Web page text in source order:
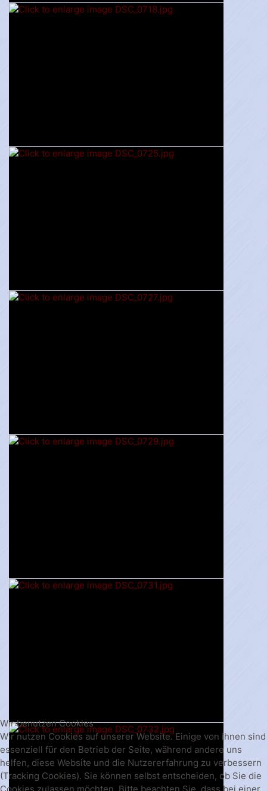
Wir benutzen Cookies
Wir nutzen Cookies auf unserer Website. Einige von ihnen sind
essenziell für den Betrieb der Seite, während andere uns
helfen, diese Website und die Nutzererfahrung zu verbessern
(Tracking Cookies). Sie können selbst entscheiden, ob Sie die